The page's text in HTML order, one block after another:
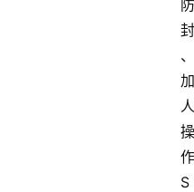
防
封
、
加
人
操
作
S